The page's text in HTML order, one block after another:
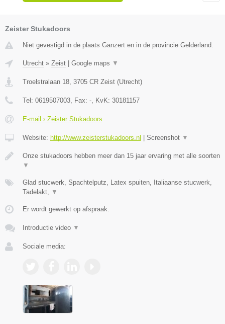
Zeister Stukadoors
Niet gevestigd in de plaats Ganzert en in de provincie Gelderland.
Utrecht » Zeist Google maps ▼
Troelstralaan 18 3705 CR Zeist (Utrecht)
Tel: 0619507003 , Fax: - , KvK: 30181157
E-mail › Zeister Stukadoors
Website: http://www.zeisterstukadoors.nl Screenshot ▼
Onze stukadoors hebben meer dan 15 jaar ervaring met alle soorten
▼
Glad stucwerk, Spachtelputz, Latex spuiten, Italiaanse stucwerk,
Tadelakt,
▼
Er wordt gewerkt op afspraak.
Introductie video ▼
Sociale media: